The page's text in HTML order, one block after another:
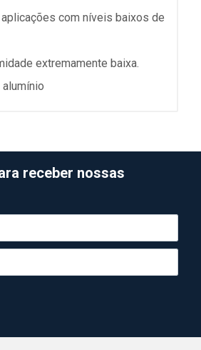
aplicações com níveis baixos de
extremamente baixa.
alumínio
receber nossas